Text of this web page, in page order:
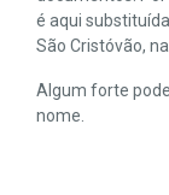
é aqui
São Cristóvão,
Algum forte
nome.